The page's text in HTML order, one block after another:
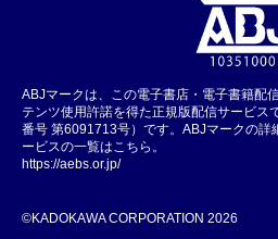
ABJマークは、この電子書店・電子書籍配
テンツ使用許諾を得た正規版配信サービス
番号 第6091713号）です。ABJマークの詳
ービスの一覧はこちら。
https://aebs.or.jp/
©KADOKAWA CORPORATION 2026